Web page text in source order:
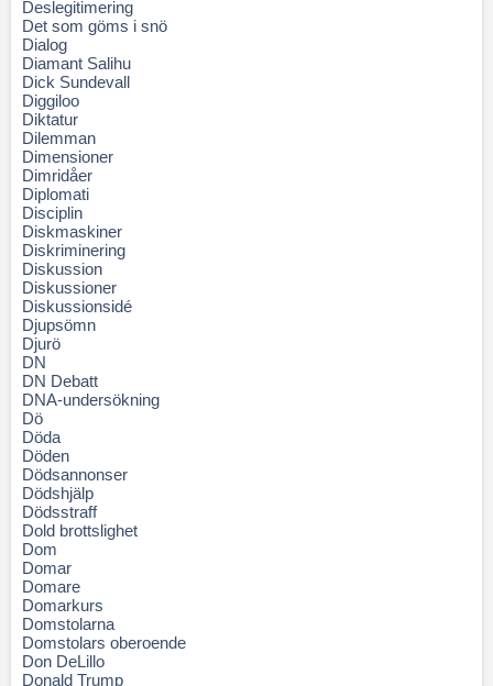
Deslegitimering
Det som göms i snö
Dialog
Diamant Salihu
Dick Sundevall
Diggiloo
Diktatur
Dilemman
Dimensioner
Dimridåer
Diplomati
Disciplin
Diskmaskiner
Diskriminering
Diskussion
Diskussioner
Diskussionsidé
Djupsömn
Djurö
DN
DN Debatt
DNA-undersökning
Dö
Döda
Döden
Dödsannonser
Dödshjälp
Dödsstraff
Dold brottslighet
Dom
Domar
Domare
Domarkurs
Domstolarna
Domstolars oberoende
Don DeLillo
Donald Trump